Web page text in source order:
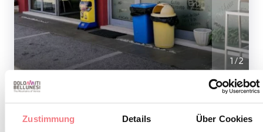
Zustimmung Details Über Cookies
1 /2
INFORMATIONEN ANFORDERN